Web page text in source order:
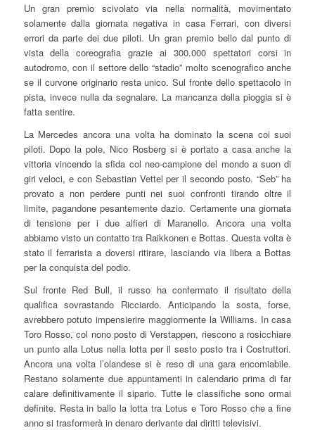
Un gran premio scivolato via nella normalità, movimentato
solamente dalla giornata negativa in casa Ferrari, con diversi
errori da parte dei due piloti. Un gran premio bello dal punto di
vista della coreografia grazie ai 300.000 spettatori corsi in
autodromo, con il settore dello “stadio” molto scenografico anche
se il curvone originario resta unico. Sul fronte dello spettacolo in
pista, invece nulla da segnalare. La mancanza della pioggia si è
fatta sentire.
La Mercedes ancora una volta ha dominato la scena coi suoi
piloti. Dopo la pole, Nico Rosberg si è portato a casa anche la
vittoria vincendo la sfida col neo-campione del mondo a suon di
giri veloci, e con Sebastian Vettel per il secondo posto. “Seb” ha
provato a non perdere punti nei suoi confronti tirando oltre il
limite, pagandone pesantemente dazio. Certamente una giornata
di tensione per i due alfieri di Maranello. Ancora una volta
abbiamo visto un contatto tra Raikkonen e Bottas. Questa volta è
stato il ferrarista a doversi ritirare, lasciando via libera a Bottas
per la conquista del podio.
Sul fronte Red Bull, il russo ha confermato il risultato della
qualifica sovrastando Ricciardo. Anticipando la sosta, forse,
avrebbero potuto impensierire maggiormente la Williams. In casa
Toro Rosso, col nono posto di Verstappen, riescono a rosicchiare
un punto alla Lotus nella lotta per il sesto posto tra i Costruttori.
Ancora una volta l’olandese si è reso di una gara encomiabile.
Restano solamente due appuntamenti in calendario prima di far
calare definitivamente il sipario. Tutte le classifiche sono ormai
definite. Resta in ballo la lotta tra Lotus e Toro Rosso che a fine
anno si trasformerà in denaro derivante dai diritti televisivi.